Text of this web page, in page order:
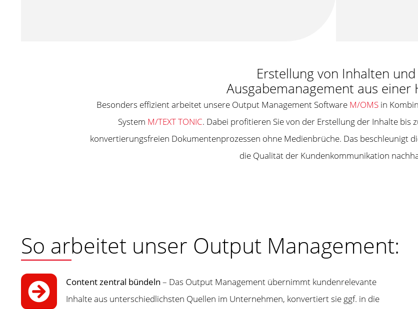
Erstellung von Inhalten und
Ausgabemanagement aus einer
Besonders effizient arbeitet unsere Output Management Software M/OMS in
System M/TEXT TONIC. Dabei profitieren Sie von der Erstellung der Inhalte bis
konvertierungsfreien Dokumentenprozessen ohne Medienbrüche. Das beschleunigt
die Qualität der Kundenkommunikation
So arbeitet unser Output Management:
Content zentral bündeln – Das Output Management übernimmt kundenrelevante
Inhalte aus unterschiedlichsten Quellen im Unternehmen, konvertiert sie ggf. in die